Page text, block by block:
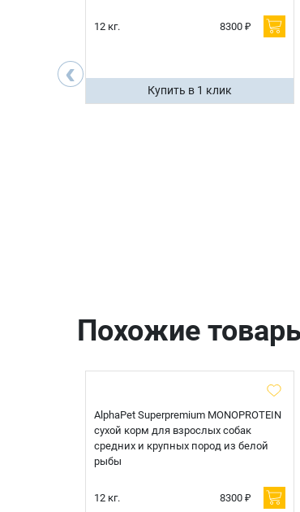
‹
12 кг. 8300 ₽
Купить в 1 клик
Похожие
AlphaPet Superpremium MONOPROTEIN
сухой корм для взрослых собак
средних и крупных пород из белой
рыбы
12 кг. 8300 ₽